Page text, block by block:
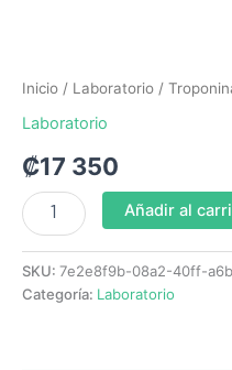
Inicio / Laboratorio /
Laboratorio
₡17 350
Añadir al
SKU: 7e2e8f9b-08a2-40ff-
Categoría: Laboratorio